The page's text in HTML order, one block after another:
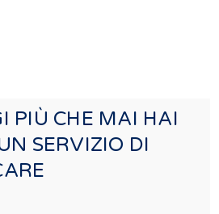
PIÙ CHE MAI HAI
SERVIZIO DI